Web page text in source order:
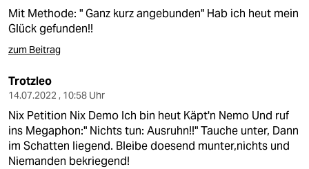
Mit Methode: " Ganz kurz angebunden" Hab ich heut mein
Glück gefunden!!
zum Beitrag
Trotzleo
14.07.2022 , 10:58 Uhr
Nix Petition Nix Demo Ich bin heut Käpt'n Nemo Und ruf
ins Megaphon:" Nichts tun: Ausruhn!!" Tauche unter, Dann
im Schatten liegend. Bleibe doesend munter,nichts und
Niemanden bekriegend!